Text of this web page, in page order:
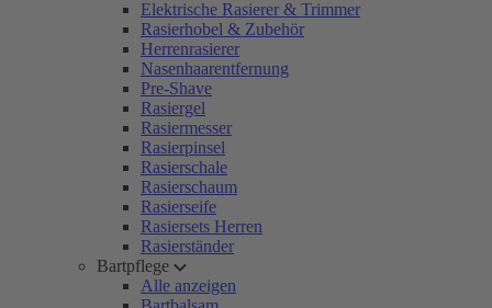
Elektrische Rasierer & Trimmer
Rasierhobel & Zubehör
Herrenrasierer
Nasenhaarentfernung
Pre-Shave
Rasiergel
Rasiermesser
Rasierpinsel
Rasierschale
Rasierschaum
Rasierseife
Rasiersets Herren
Rasierständer
Bartpflege
Alle anzeigen